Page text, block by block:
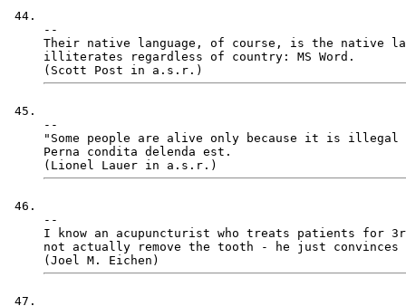
--
Their native language, of course, is the native
illiterates regardless of country: MS Word.
--
"Some people are alive only because it is
Perna condita delenda est.
--
I know an acupuncturist who treats patients for
not actually remove the tooth - he just